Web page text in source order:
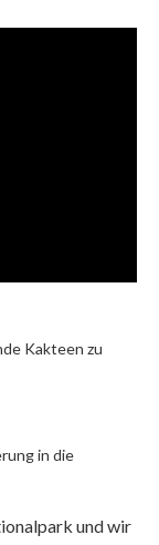
Kakteen zu
in die
und wir